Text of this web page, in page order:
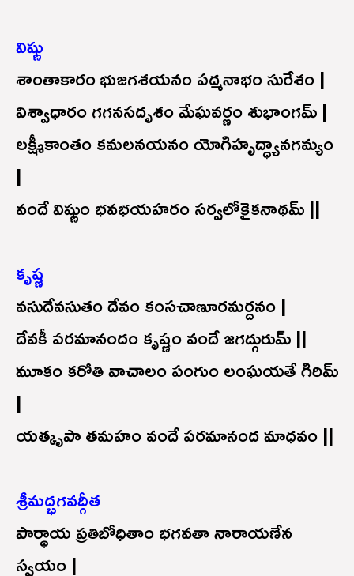
విష్ణు
శాంతాకారం భుజగశయనం పద్మనాభం సురేశం |
విశ్వాధారం గగనసదృశం మేఘవర్ణం శుభాంగమ్ |
లక్ష్మీకాంతం కమలనయనం యోగిహృద్ధ్యానగమ్యం
|
వందే విష్ణుం భవభయహరం సర్వలోకైకనాథమ్ ||
కృష్ణ
వసుదేవసుతం దేవం కంసచాణూరమర్దనం |
దేవకీ పరమానందం కృష్ణం వందే జగద్గురుమ్ ||
మూకం కరోతి వాచాలం పంగుం లంఘయతే గిరిమ్
|
యత్కృపా తమహం వందే పరమానంద మాధవం ||
శ్రీమద్భగవద్గీత
పార్థాయ ప్రతిబోధితాం భగవతా నారాయణేన
స్వయం |